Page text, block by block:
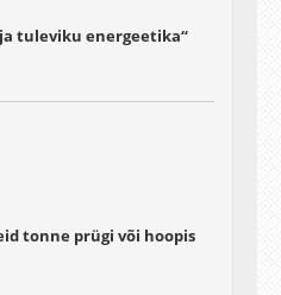
tuleviku energeetika“
tonne prügi või hoopis